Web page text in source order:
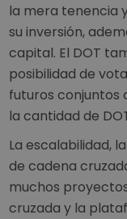
la mera tenencia
su inversión,
capital. El DOT
posibilidad de
futuros conjuntos
la cantidad de
La escalabilidad,
de cadena
muchos
cruzada y la